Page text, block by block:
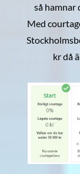
så hamnar
Med
kr då